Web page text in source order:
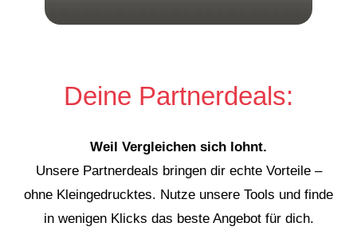
Deine Partnerdeals:
Weil Vergleichen sich lohnt.
Unsere Partnerdeals bringen dir echte Vorteile –
ohne Kleingedrucktes. Nutze unsere Tools und finde
in wenigen Klicks das beste Angebot für dich.